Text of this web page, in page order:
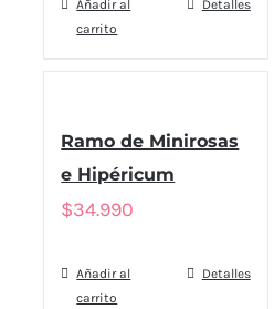
Añadir al
carrito
Detalles
Ramo de Minirosas
e Hipéricum
$34.990
Añadir al
carrito
Detalles